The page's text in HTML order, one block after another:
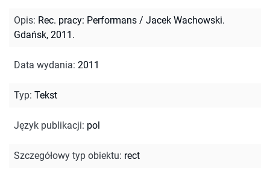
Opis: Rec. pracy: Performans / Jacek Wachowski.
Gdańsk, 2011.
Data wydania: 2011
Typ: Tekst
Język publikacji: pol
Szczegółowy typ obiektu: rect